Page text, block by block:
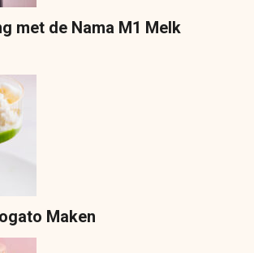
met de Nama M1 Melk
Maken